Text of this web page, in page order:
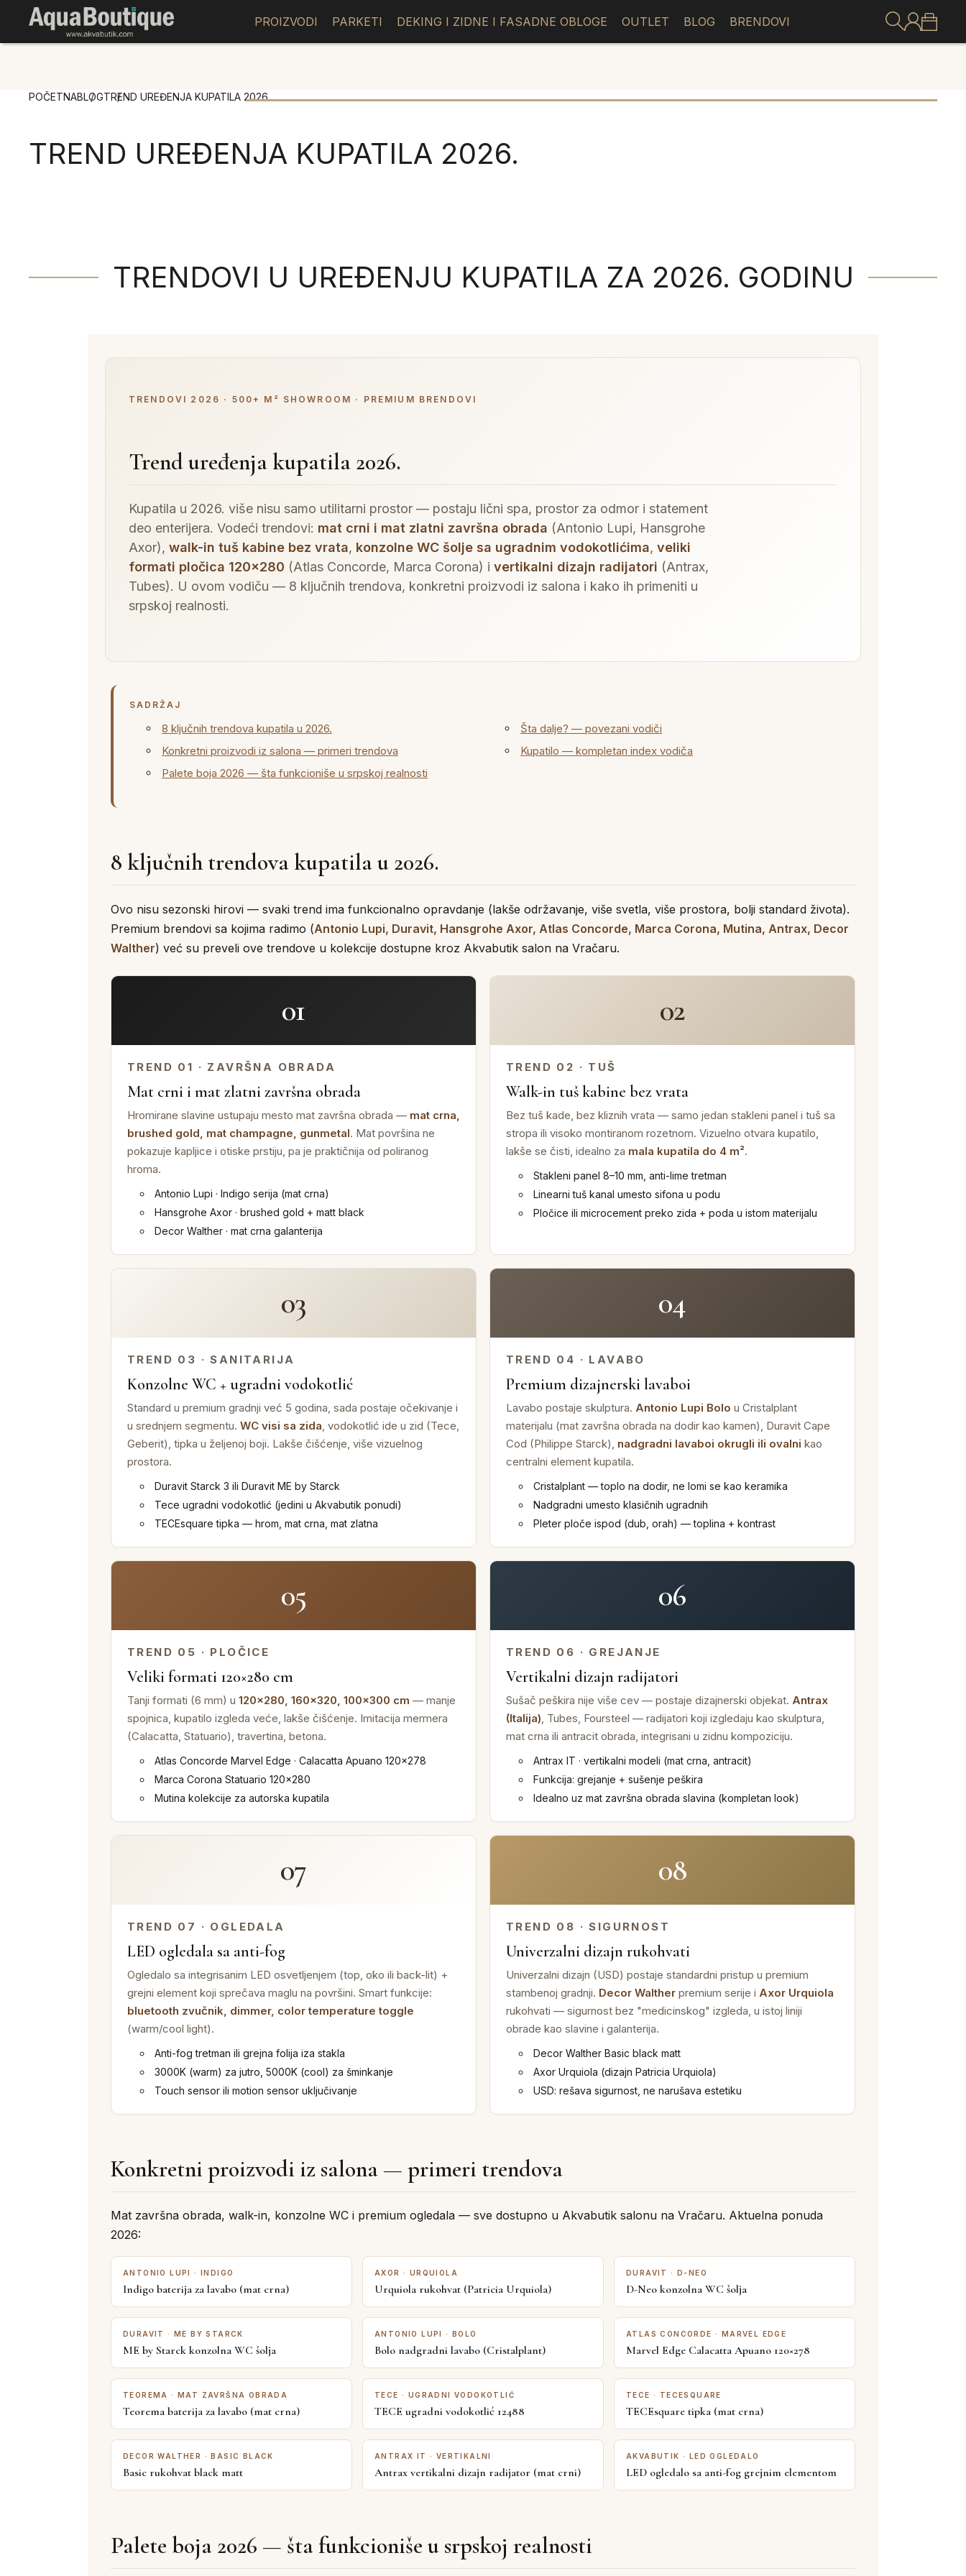
PROIZVODI PARKETI DEKING I ZIDNE I FASADNE OBLOGE OUTLET BLOG BRENDOVI
POČETNABLOGTREND UREĐENJA KUPATILA 2026.
TREND UREĐENJA KUPATILA 2026.
TRENDOVI U UREĐENJU KUPATILA ZA 2026. GODINU
TRENDOVI 2026 · 500+ M² SHOWROOM · PREMIUM BRENDOVI
Trend uređenja kupatila 2026.
Kupatila u 2026. više nisu samo utilitarni prostor — postaju lični spa, prostor za odmor i statement
deo enterijera. Vodeći trendovi: mat crni i mat zlatni završna obrada (Antonio Lupi, Hansgrohe
Axor), walk-in tuš kabine bez vrata, konzolne WC šolje sa ugradnim vodokotlićima, veliki
formati pločica 120×280 (Atlas Concorde, Marca Corona) i vertikalni dizajn radijatori (Antrax,
Tubes). U ovom vodiču — 8 ključnih trendova, konkretni proizvodi iz salona i kako ih primeniti u
srpskoj realnosti.
SADRŽAJ
8 ključnih trendova kupatila u 2026.
Konkretni proizvodi iz salona — primeri trendova
Palete boja 2026 — šta funkcioniše u srpskoj realnosti
Šta dalje? — povezani vodiči
Kupatilo — kompletan index vodiča
8 ključnih trendova kupatila u 2026.
Ovo nisu sezonski hirovi — svaki trend ima funkcionalno opravdanje (lakše održavanje, više svetla, više prostora, bolji standard života).
Premium brendovi sa kojima radimo (Antonio Lupi, Duravit, Hansgrohe Axor, Atlas Concorde, Marca Corona, Mutina, Antrax, Decor
Walther) već su preveli ove trendove u kolekcije dostupne kroz Akvabutik salon na Vračaru.
01
TREND 01 · ZAVRŠNA OBRADA
Mat crni i mat zlatni završna obrada
Hromirane slavine ustupaju mesto mat završna obrada — mat crna,
brushed gold, mat champagne, gunmetal. Mat površina ne
pokazuje kapljice i otiske prstiju, pa je praktičnija od poliranog
hroma.
Antonio Lupi · Indigo serija (mat crna)
Hansgrohe Axor · brushed gold + matt black
Decor Walther · mat crna galanterija
02
TREND 02 · TUŠ
Walk-in tuš kabine bez vrata
Bez tuš kade, bez kliznih vrata — samo jedan stakleni panel i tuš sa
stropa ili visoko montiranom rozetnom. Vizuelno otvara kupatilo,
lakše se čisti, idealno za mala kupatila do 4 m².
Stakleni panel 8–10 mm, anti-lime tretman
Linearni tuš kanal umesto sifona u podu
Pločice ili microcement preko zida + poda u istom materijalu
03
TREND 03 · SANITARIJA
Konzolne WC + ugradni vodokotlić
Standard u premium gradnji već 5 godina, sada postaje očekivanje i
u srednjem segmentu. WC visi sa zida , vodokotlić ide u zid (Tece,
Geberit), tipka u željenoj boji. Lakše čišćenje, više vizuelnog
prostora.
Duravit Starck 3 ili Duravit ME by Starck
Tece ugradni vodokotlić (jedini u Akvabutik ponudi)
TECEsquare tipka — hrom, mat crna, mat zlatna
04
TREND 04 · LAVABO
Premium dizajnerski lavaboi
Lavabo postaje skulptura. Antonio Lupi Bolo u Cristalplant
materijalu (mat završna obrada na dodir kao kamen), Duravit Cape
Cod (Philippe Starck), nadgradni lavaboi okrugli ili ovalni kao
centralni element kupatila.
Cristalplant — toplo na dodir, ne lomi se kao keramika
Nadgradni umesto klasičnih ugradnih
Pleter ploče ispod (dub, orah) — toplina + kontrast
05
TREND 05 · PLOČICE
Veliki formati 120×280 cm
Tanji formati (6 mm) u 120×280, 160×320, 100×300 cm — manje
spojnica, kupatilo izgleda veće, lakše čišćenje. Imitacija mermera
(Calacatta, Statuario), travertina, betona.
Atlas Concorde Marvel Edge · Calacatta Apuano 120×278
Marca Corona Statuario 120×280
Mutina kolekcije za autorska kupatila
06
TREND 06 · GREJANJE
Vertikalni dizajn radijatori
Sušač peškira nije više cev — postaje dizajnerski objekat. Antrax
(Italija) , Tubes, Foursteel — radijatori koji izgledaju kao skulptura,
mat crna ili antracit obrada, integrisani u zidnu kompoziciju.
Antrax IT · vertikalni modeli (mat crna, antracit)
Funkcija: grejanje + sušenje peškira
Idealno uz mat završna obrada slavina (kompletan look)
07
TREND 07 · OGLEDALA
LED ogledala sa anti-fog
Ogledalo sa integrisanim LED osvetljenjem (top, oko ili back-lit) +
grejni element koji sprečava maglu na površini. Smart funkcije:
bluetooth zvučnik, dimmer, color temperature toggle
(warm/cool light).
Anti-fog tretman ili grejna folija iza stakla
3000K (warm) za jutro, 5000K (cool) za šminkanje
Touch sensor ili motion sensor uključivanje
08
TREND 08 · SIGURNOST
Univerzalni dizajn rukohvati
Univerzalni dizajn (USD) postaje standardni pristup u premium
stambenoj gradnji. Decor Walther premium serije i Axor Urquiola
rukohvati — sigurnost bez "medicinskog" izgleda, u istoj liniji
obrade kao slavine i galanterija.
Decor Walther Basic black matt
Axor Urquiola (dizajn Patricia Urquiola)
USD: rešava sigurnost, ne narušava estetiku
Konkretni proizvodi iz salona — primeri trendova
Mat završna obrada, walk-in, konzolne WC i premium ogledala — sve dostupno u Akvabutik salonu na Vračaru. Aktuelna ponuda
2026:
ANTONIO LUPI · INDIGO
Indigo baterija za lavabo (mat crna)
AXOR · URQUIOLA
Urquiola rukohvat (Patricia Urquiola)
DURAVIT · D-NEO
D-Neo konzolna WC šolja
DURAVIT · ME BY STARCK
ME by Starck konzolna WC šolja
ANTONIO LUPI · BOLO
Bolo nadgradni lavabo (Cristalplant)
ATLAS CONCORDE · MARVEL EDGE
Marvel Edge Calacatta Apuano 120×278
TEOREMA · MAT ZAVRŠNA OBRADA
Teorema baterija za lavabo (mat crna)
TECE · UGRADNI VODOKOTLIĆ
TECE ugradni vodokotlić 12488
TECE · TECESQUARE
TECEsquare tipka (mat crna)
DECOR WALTHER · BASIC BLACK
Basic rukohvat black matt
ANTRAX IT · VERTIKALNI
Antrax vertikalni dizajn radijator (mat crni)
AKVABUTIK · LED OGLEDALO
LED ogledalo sa anti-fog grejnim elementom
Palete boja 2026 — šta funkcioniše u srpskoj realnosti